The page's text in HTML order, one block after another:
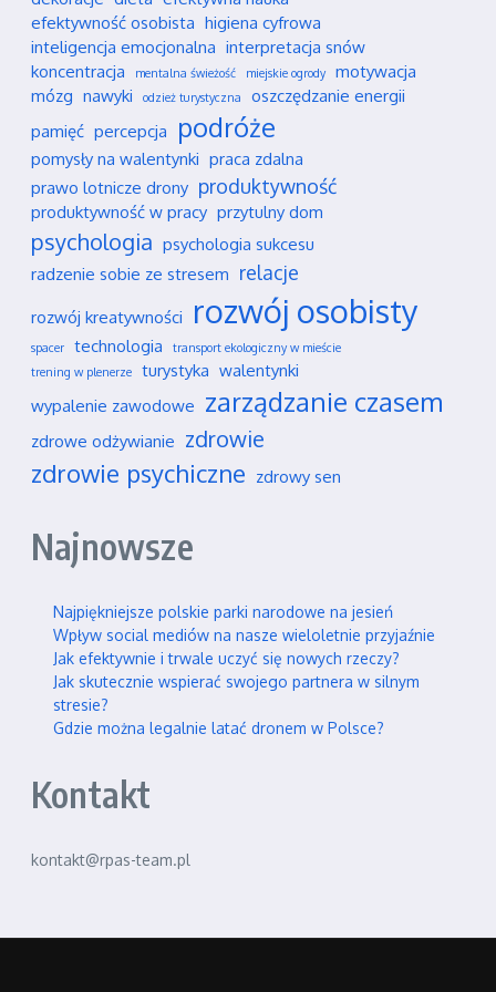
efektywność osobista higiena cyfrowa
inteligencja emocjonalna interpretacja snów
koncentracja
mentalna świeżość miejskie ogrody
motywacja
mózg nawyki odzież turystyczna
oszczędzanie energii
pamięć percepcja podróże
pomysły na walentynki praca zdalna
prawo lotnicze drony produktywność
produktywność w pracy przytulny dom
psychologia psychologia sukcesu
radzenie sobie ze stresem relacje
rozwój kreatywności rozwój osobisty
spacer technologia
transport ekologiczny w mieście
trening w plenerze
turystyka walentynki
wypalenie zawodowe zarządzanie czasem
zdrowe odżywianie zdrowie
zdrowie psychiczne zdrowy sen
Najnowsze
Najpiękniejsze polskie parki narodowe na jesień
Wpływ social mediów na nasze wieloletnie przyjaźnie
Jak efektywnie i trwale uczyć się nowych rzeczy?
Jak skutecznie wspierać swojego partnera w silnym
stresie?
Gdzie można legalnie latać dronem w Polsce?
Kontakt
kontakt@rpas-team.pl